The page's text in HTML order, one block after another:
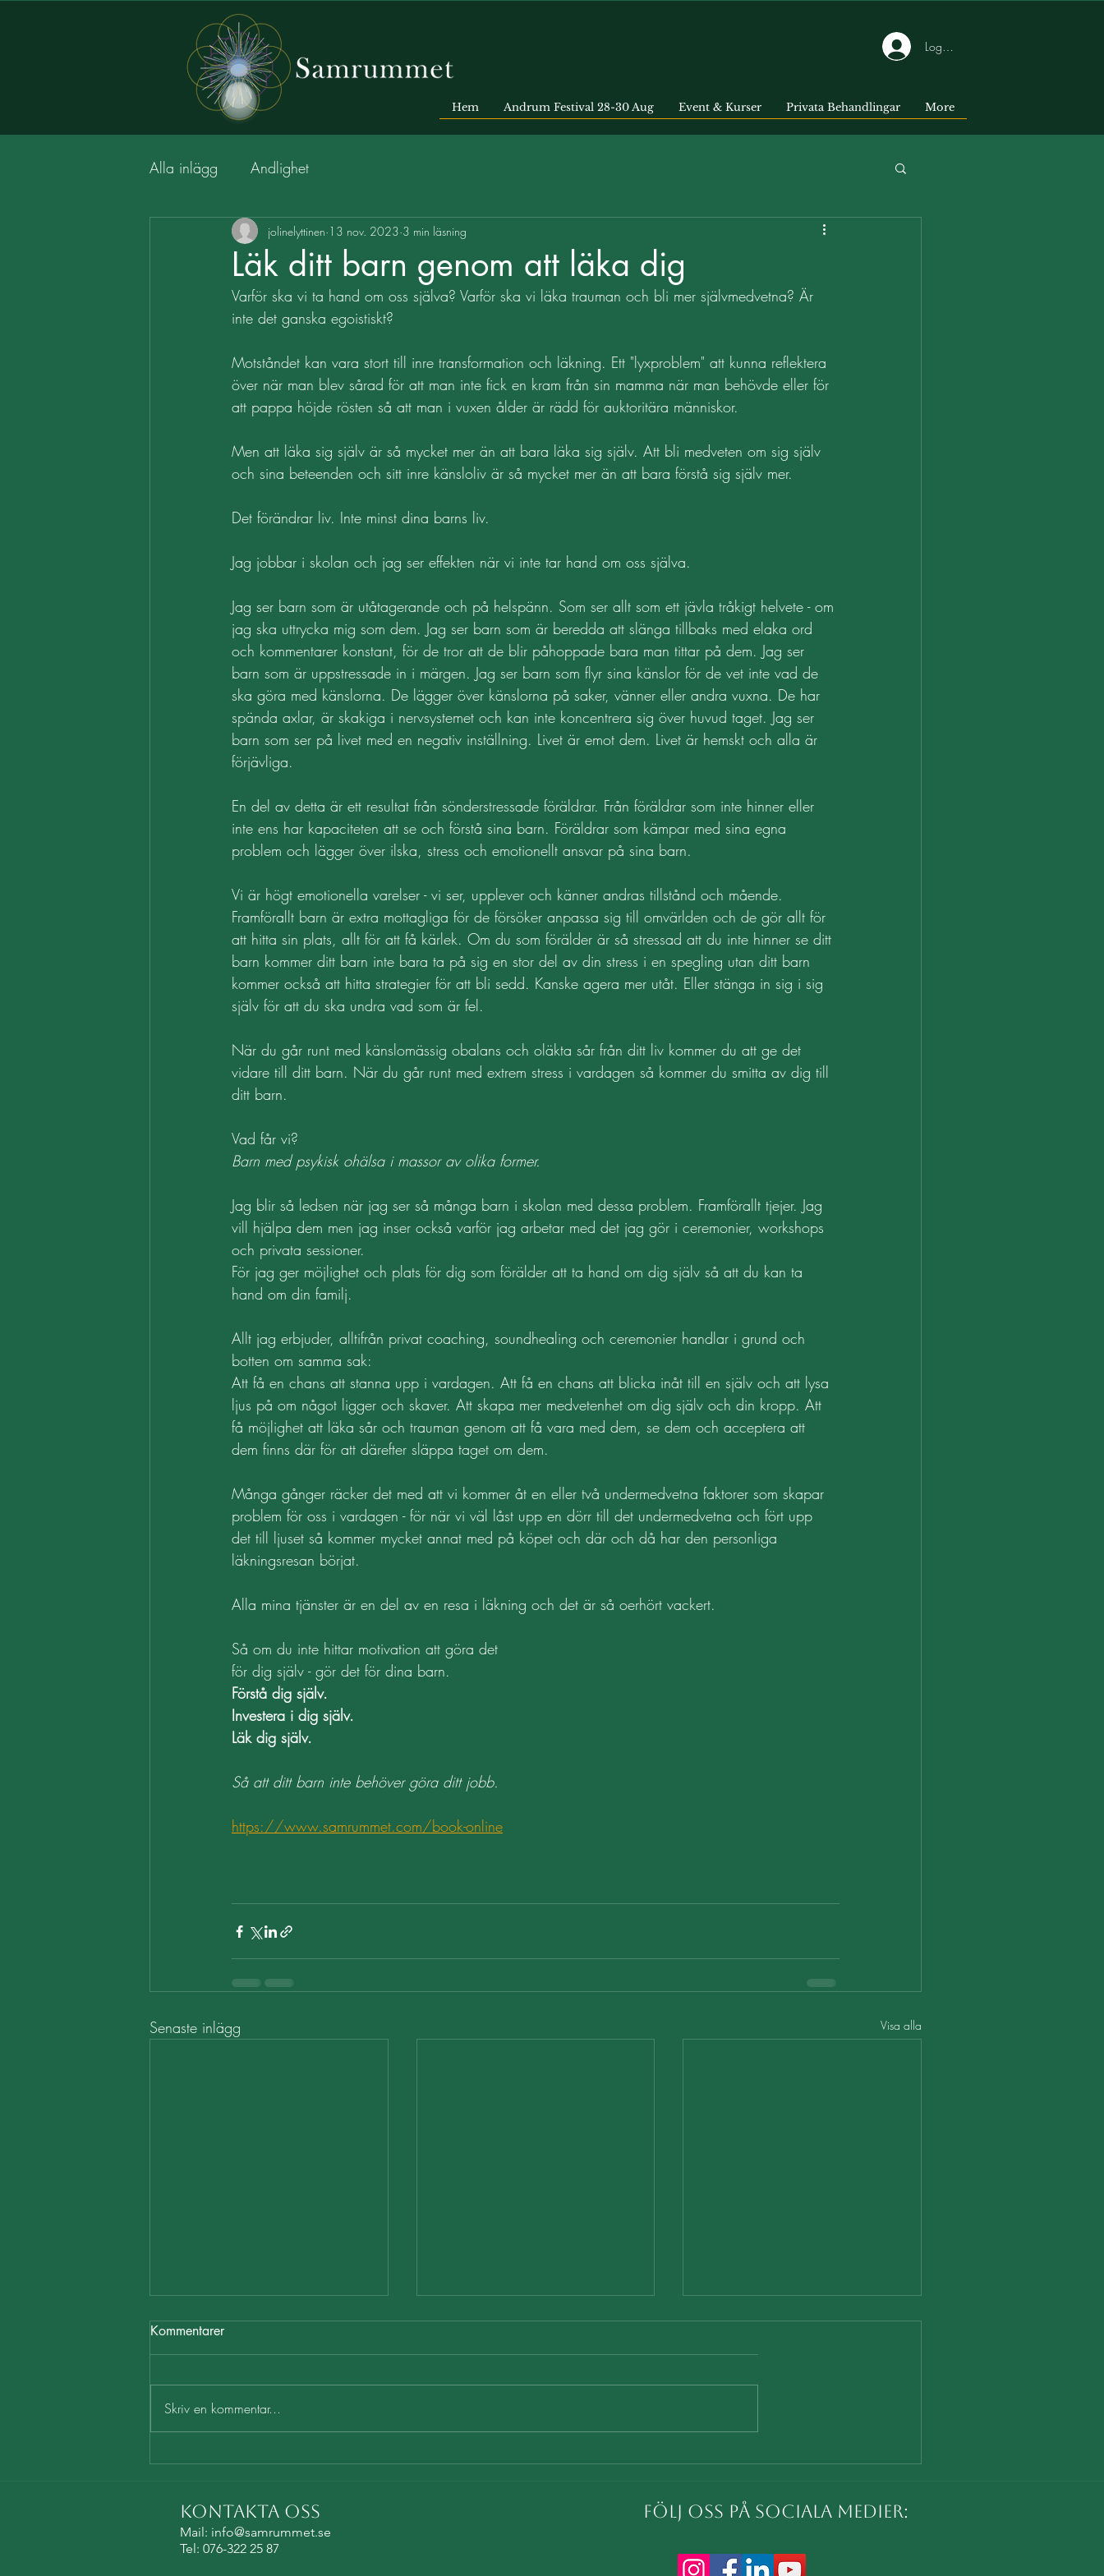
Logga in
Hem Andrum Festival 28-30 Aug Event & Kurser Privata Behandlingar More
Alla inlägg Andlighet
Läk ditt barn genom att läka dig
jolinelyttinen 13 nov. 2023 3 min läsning
Varför ska vi ta hand om oss själva? Varför ska vi läka trauman och bli mer självmedvetna? Är
inte det ganska egoistiskt?
Motståndet kan vara stort till inre transformation och läkning. Ett "lyxproblem" att kunna reflektera
över när man blev sårad för att man inte fick en kram från sin mamma när man behövde eller för
att pappa höjde rösten så att man i vuxen ålder är rädd för auktoritära människor.
Men att läka sig själv är så mycket mer än att bara läka sig själv. Att bli medveten om sig själv
och sina beteenden och sitt inre känsloliv är så mycket mer än att bara förstå sig själv mer.
Det förändrar liv. Inte minst dina barns liv.
Jag jobbar i skolan och jag ser effekten när vi inte tar hand om oss själva.
Jag ser barn som är utåtagerande och på helspänn. Som ser allt som ett jävla tråkigt helvete - om
jag ska uttrycka mig som dem. Jag ser barn som är beredda att slänga tillbaks med elaka ord
och kommentarer konstant, för de tror att de blir påhoppade bara man tittar på dem. Jag ser
barn som är uppstressade in i märgen. Jag ser barn som flyr sina känslor för de vet inte vad de
ska göra med känslorna. De lägger över känslorna på saker, vänner eller andra vuxna. De har
spända axlar, är skakiga i nervsystemet och kan inte koncentrera sig över huvud taget. Jag ser
barn som ser på livet med en negativ inställning. Livet är emot dem. Livet är hemskt och alla är
förjävliga.
En del av detta är ett resultat från sönderstressade föräldrar. Från föräldrar som inte hinner eller
inte ens har kapaciteten att se och förstå sina barn. Föräldrar som kämpar med sina egna
problem och lägger över ilska, stress och emotionellt ansvar på sina barn.
Vi är högt emotionella varelser - vi ser, upplever och känner andras tillstånd och mående.
Framförallt barn är extra mottagliga för de försöker anpassa sig till omvärlden och de gör allt för
att hitta sin plats, allt för att få kärlek. Om du som förälder är så stressad att du inte hinner se ditt
barn kommer ditt barn inte bara ta på sig en stor del av din stress i en spegling utan ditt barn
kommer också att hitta strategier för att bli sedd. Kanske agera mer utåt. Eller stänga in sig i sig
själv för att du ska undra vad som är fel.
När du går runt med känslomässig obalans och oläkta sår från ditt liv kommer du att ge det
vidare till ditt barn. När du går runt med extrem stress i vardagen så kommer du smitta av dig till
ditt barn.
Vad får vi?
Barn med psykisk ohälsa i massor av olika former.
Jag blir så ledsen när jag ser så många barn i skolan med dessa problem. Framförallt tjejer. Jag
vill hjälpa dem men jag inser också varför jag arbetar med det jag gör i ceremonier, workshops
och privata sessioner.
För jag ger möjlighet och plats för dig som förälder att ta hand om dig själv så att du kan ta
hand om din familj.
Allt jag erbjuder, alltifrån privat coaching, soundhealing och ceremonier handlar i grund och
botten om samma sak:
Att få en chans att stanna upp i vardagen. Att få en chans att blicka inåt till en själv och att lysa
ljus på om något ligger och skaver. Att skapa mer medvetenhet om dig själv och din kropp. Att
få möjlighet att läka sår och trauman genom att få vara med dem, se dem och acceptera att
dem finns där för att därefter släppa taget om dem.
Många gånger räcker det med att vi kommer åt en eller två undermedvetna faktorer som skapar
problem för oss i vardagen - för när vi väl låst upp en dörr till det undermedvetna och fört upp
det till ljuset så kommer mycket annat med på köpet och där och då har den personliga
läkningsresan börjat.
Alla mina tjänster är en del av en resa i läkning och det är så oerhört vackert.
Så om du inte hittar motivation att göra det
för dig själv - gör det för dina barn.
Förstå dig själv.
Investera i dig själv.
Läk dig själv.
Så att ditt barn inte behöver göra ditt jobb.
https://www.samrummet.com/book-online
Senaste inlägg Visa alla
Meditation - en omstart för
Träelementets tid är här!
Kommentarer
Skriv en kommentar...
Kontakta oss
Mail: info@samrummet.se
Tel: 076-322 25 87
Följ oss på sociala medier: